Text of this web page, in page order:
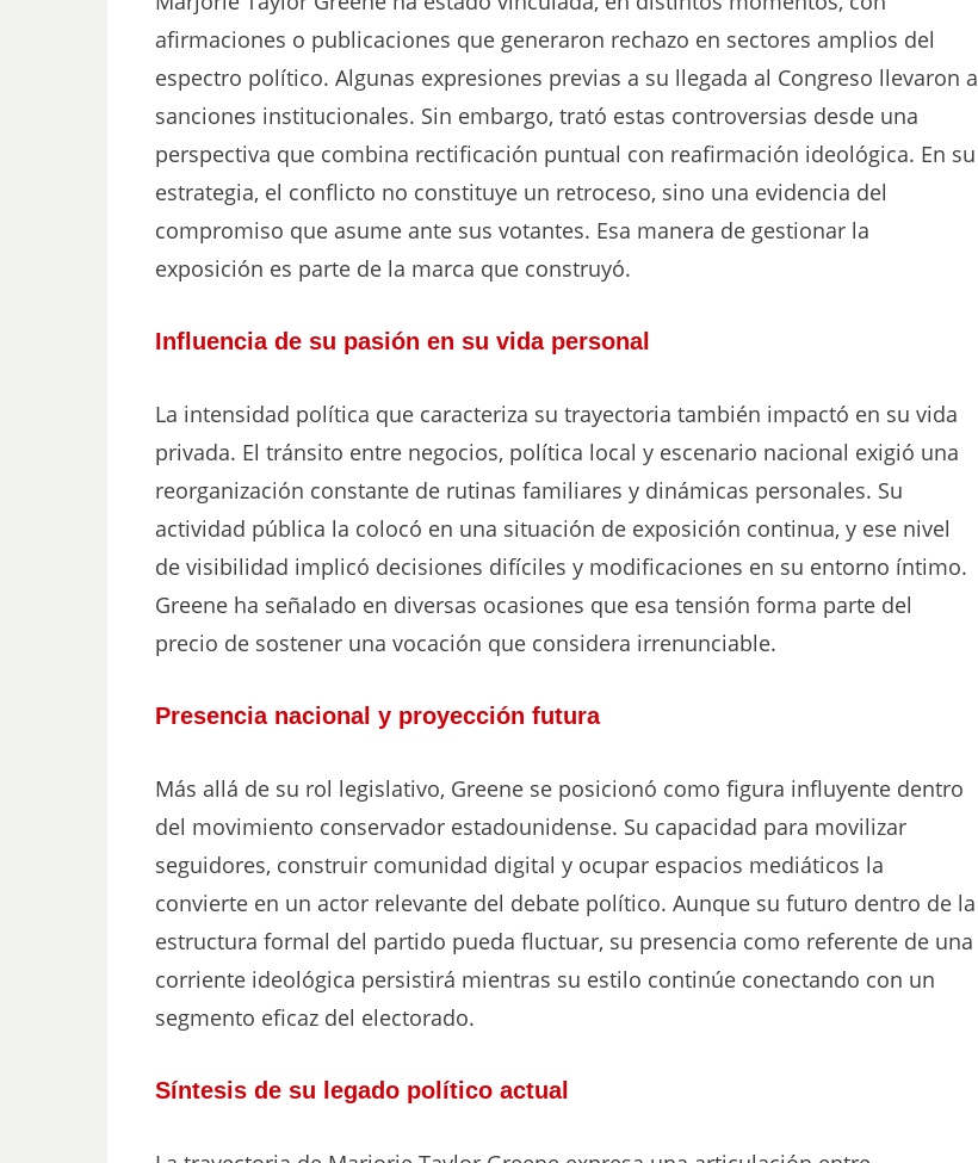
afirmaciones o publicaciones que generaron rechazo en sectores amplios del
espectro político. Algunas expresiones previas a su llegada al Congreso llevaron a
sanciones institucionales. Sin embargo, trató estas controversias desde una
perspectiva que combina rectificación puntual con reafirmación ideológica. En su
estrategia, el conflicto no constituye un retroceso, sino una evidencia del
compromiso que asume ante sus votantes. Esa manera de gestionar la
exposición es parte de la marca que construyó.
Influencia de su pasión en su vida personal
La intensidad política que caracteriza su trayectoria también impactó en su vida
privada. El tránsito entre negocios, política local y escenario nacional exigió una
reorganización constante de rutinas familiares y dinámicas personales. Su
actividad pública la colocó en una situación de exposición continua, y ese nivel
de visibilidad implicó decisiones difíciles y modificaciones en su entorno íntimo.
Greene ha señalado en diversas ocasiones que esa tensión forma parte del
precio de sostener una vocación que considera irrenunciable.
Presencia nacional y proyección futura
Más allá de su rol legislativo, Greene se posicionó como figura influyente dentro
del movimiento conservador estadounidense. Su capacidad para movilizar
seguidores, construir comunidad digital y ocupar espacios mediáticos la
convierte en un actor relevante del debate político. Aunque su futuro dentro de la
estructura formal del partido pueda fluctuar, su presencia como referente de una
corriente ideológica persistirá mientras su estilo continúe conectando con un
segmento eficaz del electorado.
Síntesis de su legado político actual